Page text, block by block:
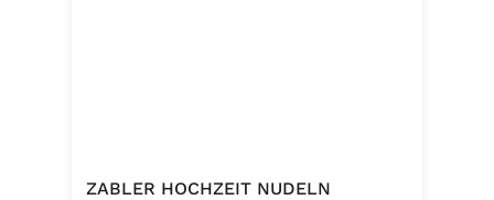
ZABLER HOCHZEIT NUDELN